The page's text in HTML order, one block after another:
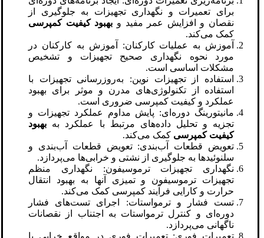
برای تعمیرات و نگهداری تجهیزات به جلوگیری از
نقصان و افزایش عمر مفید و بهبود کیفیت کمپرسی
کمک می‌کند.
آموزش به عملیات کارکنان: آموزش به کارکنان در
مورد نحوه نگهداری صحیح تجهیزات و تشخیص
مشکلات اساسی است.
استفاده از تجهیزات نوین: به‌روزرسانی تجهیزات با
استفاده از تکنولوژی‌های مدرن و موثر برای بهبود
عملکرد و کیفیت کمپرسی ضروری است.
مانیتورینگ دوره‌ای: پایش مداوم عملکرد تجهیزات و
تجزیه و تحلیل داده‌های مرتبط با عملکرد به بهبود
کیفیت کمپرسی کمک می‌کند.
تعویض قطعات آب‌بندی: تعویض قطعات آب‌بندی و
سلنوئیدها به جلوگیری از نشتی و خرابی‌ها می‌پردازد.
نگهداری تجهیزات ترموسیفون: نگهداری منظم
تجهیزات ترموسیفون و تمیزی آنها به بهبود انتقال
حرارت و کارایی فرآیند کمپرسی کمک می‌کند.
تست فشار و ترمواستات: اجرای تست‌های فشار
دوره‌ای و کنترل ترمواستات به اجتناب از نقصانات
ناگهانی می‌پردازد.
تعمیرات فوری: تعمیرات فوری در مواقع خرابی یا